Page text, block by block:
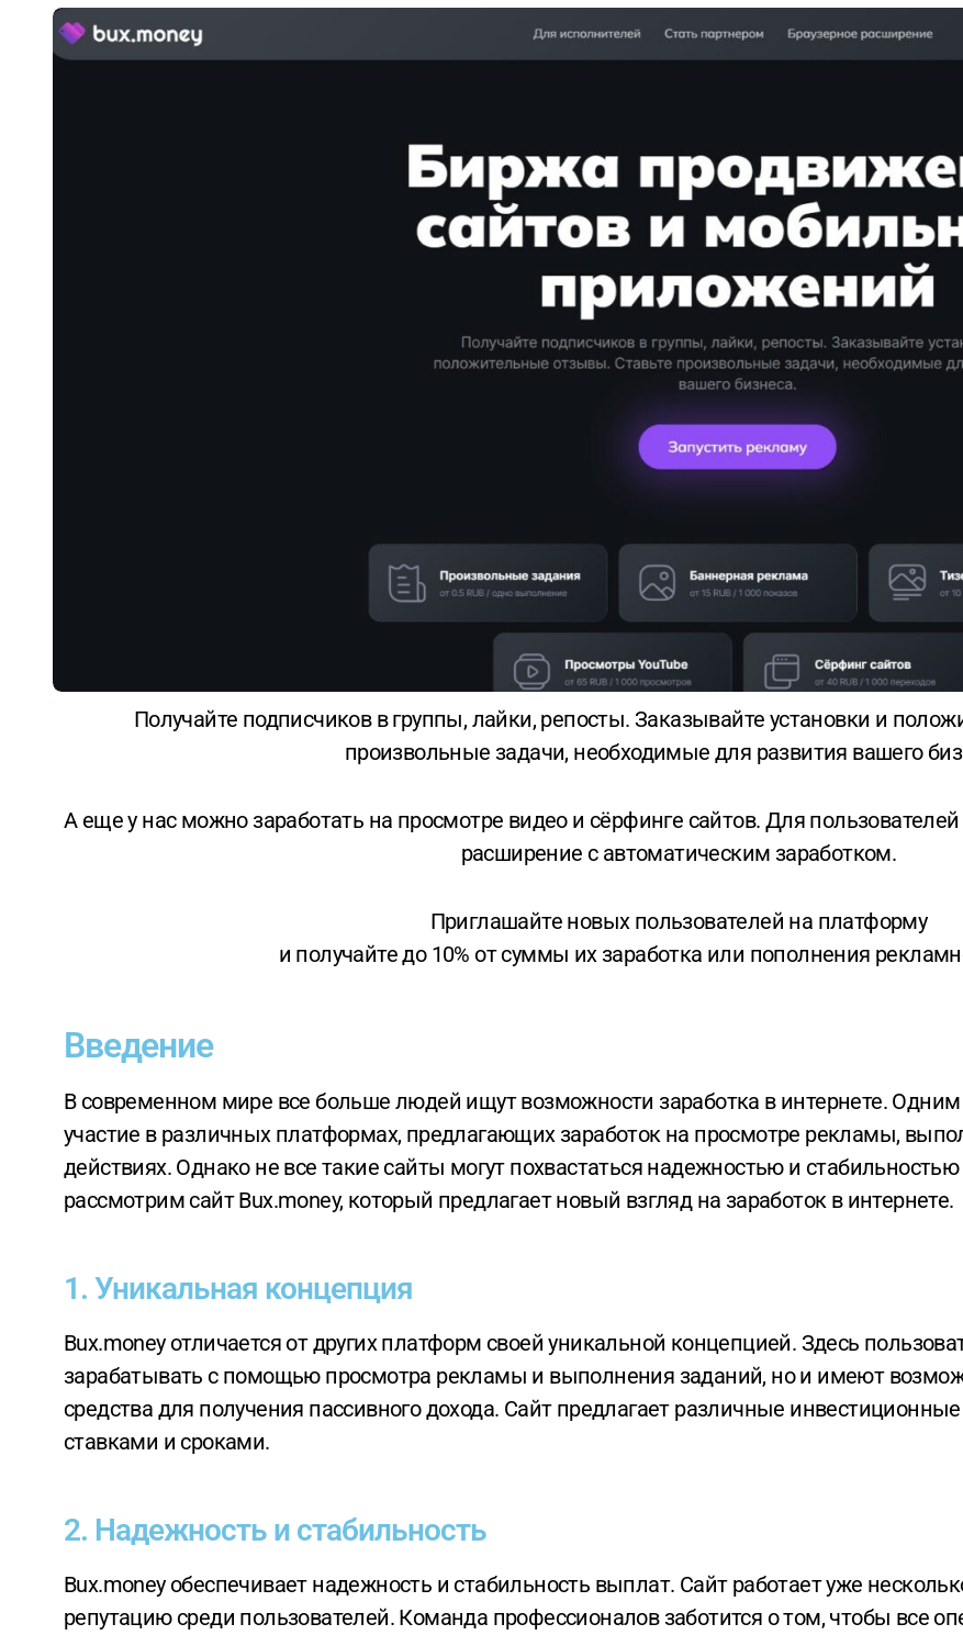
Получайте подписчиков в группы, лайки, репосты. Заказывайте установки и положительные отзывы. Ставьте
произвольные задачи, необходимые для развития вашего
А еще у нас можно заработать на просмотре видео и сёрфинге сайтов. Для пользователей
расширение с автоматическим заработком.
Приглашайте новых пользователей на платформу
и получайте до 10% от суммы их заработка или пополнения
Введение
В современном мире все больше людей ищут возможности заработка в интернете. Одним из популярных способов стало
участие в различных платформах, предлагающих заработок на просмотре рекламы,
действиях. Однако не все такие сайты могут похвастаться надежностью и
рассмотрим сайт Bux.money, который предлагает новый взгляд на заработок в интернете.
1. Уникальная концепция
Bux.money отличается от других платформ своей уникальной концепцией. Здесь пользователи не только могут
зарабатывать с помощью просмотра рекламы и выполнения заданий, но и имеют
средства для получения пассивного дохода. Сайт предлагает различные
ставками и сроками.
2. Надежность и стабильность
Bux.money обеспечивает надежность и стабильность выплат. Сайт работает уже несколько лет и имеет хорошую
репутацию среди пользователей. Команда профессионалов заботится о том, чтобы все